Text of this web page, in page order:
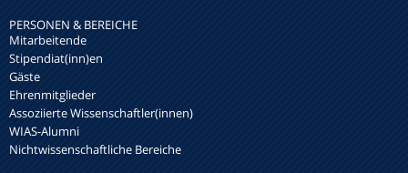
PERSONEN & BEREICHE
Mitarbeitende
Stipendiat(inn)en
Gäste
Ehrenmitglieder
Assoziierte Wissenschaftler(innen)
WIAS-Alumni
Nichtwissenschaftliche Bereiche